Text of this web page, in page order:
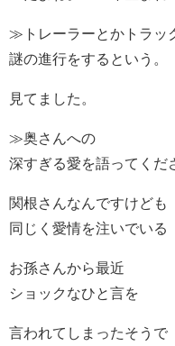
≫トレーラーとかトラッ
謎の進行をするという。
見てました。
≫奥さんへの
深すぎる愛を語ってくだ
関根さんなんですけども
同じく愛情を注いでいる
お孫さんから最近
ショックなひと言を
言われてしまったそうで